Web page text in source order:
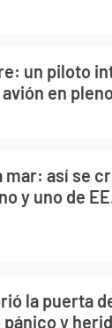
un piloto
en
mar: así se
y uno de
la puerta
y